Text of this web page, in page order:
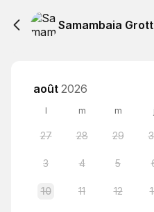
Samambaia
août 2026
l m m
27 28 29
3 4 5
10 11 12